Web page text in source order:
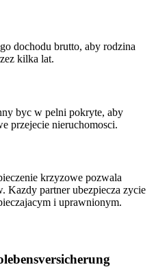
dochodu brutto, aby rodzina
kilka lat.
byc w pelni pokryte, aby
przejecie nieruchomosci.
krzyzowe pozwala
Kazdy partner ubezpiecza zycie
i uprawnionym.